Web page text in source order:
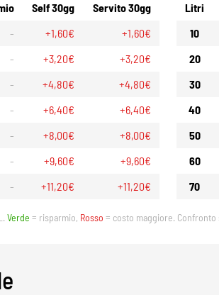
Self 30gg
Servito 30gg
- +1,60€
+1,60€
- +3,20€
+3,20€
- +4,80€
+4,80€
- +6,40€
+6,40€
- +8,00€
+8,00€
- +9,60€
+9,60€
- +11,20€ +11,20€
Litri
10
20
30
40
50
60
70
Verde = risparmio, Rosso = costo maggiore.